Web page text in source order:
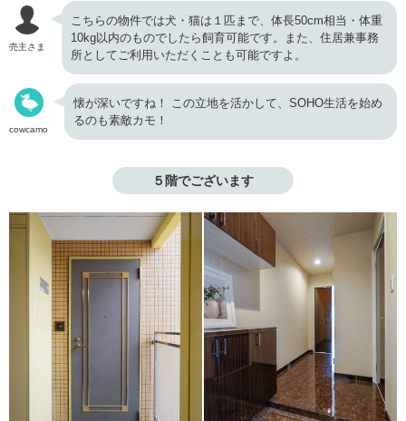
売主さま
こちらの物件では犬・猫は１匹まで、体長50cm相当・体重
10kg以内のものでしたら飼育可能です。また、住居兼事務
所としてご利用いただくことも可能ですよ。
cowcamo
懐が深いですね！ この立地を活かして、SOHO生活を始め
るのも素敵カモ！
５階でございます